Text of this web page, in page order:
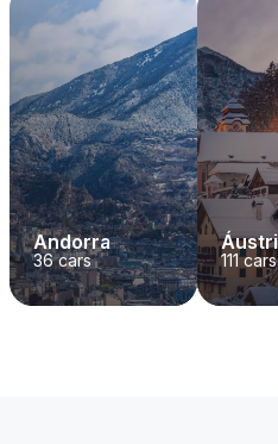
Andorra
36cars 111cars